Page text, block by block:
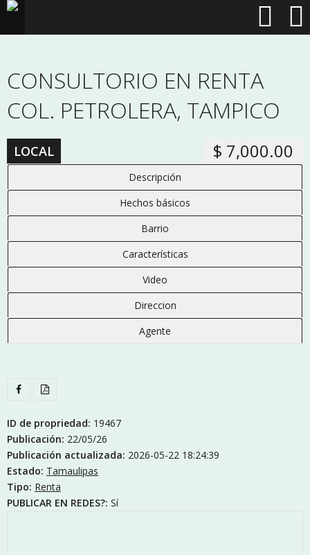
CONSULTORIO EN RENTA
COL. PETROLERA, TAMPICO
LOCAL $ 7,000.00
Descripción
Hechos básicos
Barrio
Características
Video
Direccion
Agente
ID de propriedad: 19467
Publicación: 22/05/26
Publicación actualizada: 2026-05-22 18:24:39
Estado: Tamaulipas
Tipo: Renta
PUBLICAR EN REDES?: Sí